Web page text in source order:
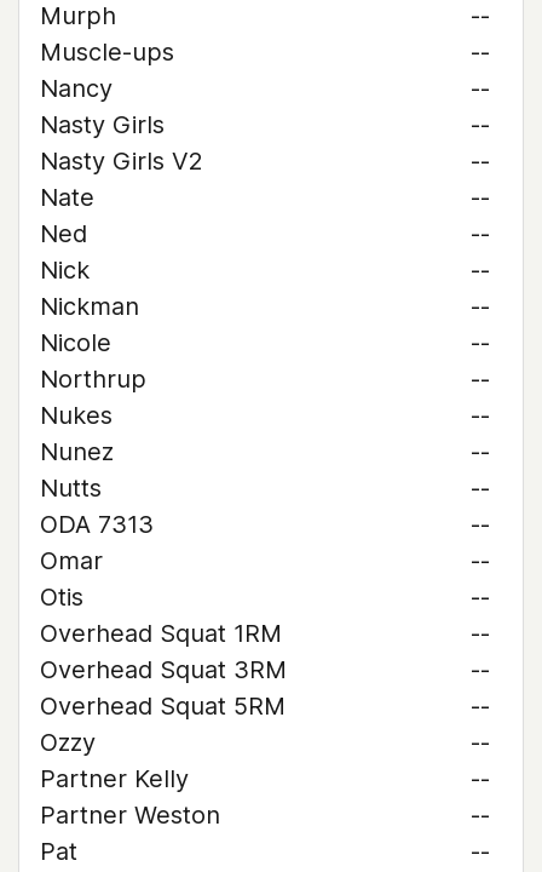
Murph
--
Muscle-ups
--
Nancy
--
Nasty Girls
--
Nasty Girls V2
--
Nate
--
Ned
--
Nick
--
Nickman
--
Nicole
--
Northrup
--
Nukes
--
Nunez
--
Nutts
--
ODA 7313
--
Omar
--
Otis
--
Overhead Squat 1RM
--
Overhead Squat 3RM
--
Overhead Squat 5RM
--
Ozzy
--
Partner Kelly
--
Partner Weston
--
Pat
--